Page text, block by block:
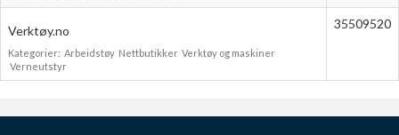
Verktøy.no
Kategorier: Arbeidstøy Nettbutikker Verktøy og maskiner
Verneutstyr
35509520